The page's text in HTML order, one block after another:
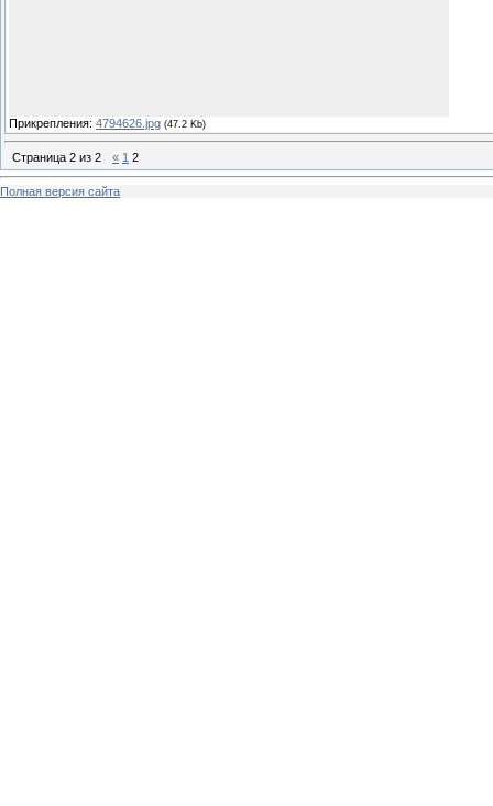
Прикрепления: 4794626.jpg (47.2 Kb)
Страница 2 из 2 « 1 2
Полная версия сайта